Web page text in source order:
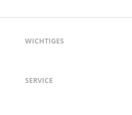
WICHTIGES
SERVICE